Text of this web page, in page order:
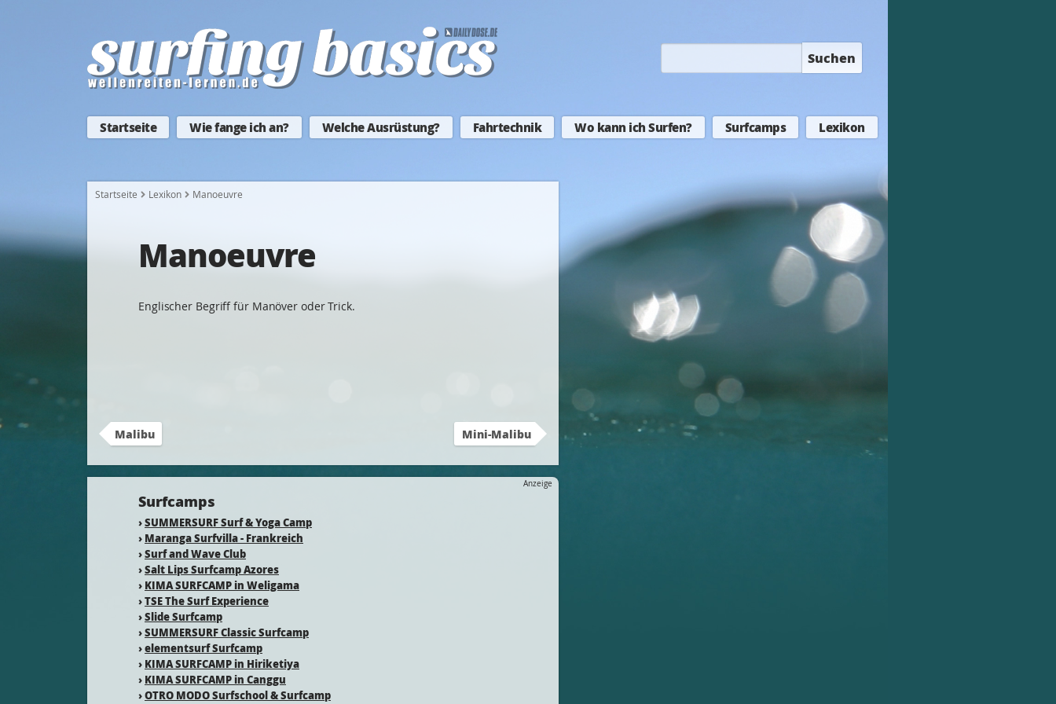
Suchen
Startseite Wie fange ich an? Welche Ausrüstung? Fahrtechnik Wo kann ich Surfen? Surfcamps Lexikon
Startseite Lexikon Manoeuvre
Manoeuvre
Englischer Begriff für Manöver oder Trick.
Malibu Mini-Malibu
Anzeige
Surfcamps
›SUMMERSURF Surf & Yoga Camp
› Maranga Surfvilla - Frankreich
›Surf and Wave Club
›Salt Lips Surfcamp Azores
› KIMA SURFCAMP in Weligama
›TSE The Surf Experience
›Slide Surfcamp
›SUMMERSURF Classic Surfcamp
›elementsurf Surfcamp
› KIMA SURFCAMP in Hiriketiya
› KIMA SURFCAMP in Canggu
›OTRO MODO Surfschool & Surfcamp